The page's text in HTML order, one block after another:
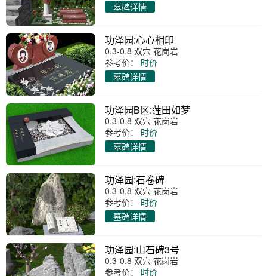
墓碑详情
功泽园:心心相印
0.3-0.8 双穴 花岗岩
参考价：
时价
墓碑详情
功泽园B区:莲田如梦
0.3-0.8 双穴 花岗岩
参考价：
时价
墓碑详情
功泽园:石卷碑
0.3-0.8 双穴 花岗岩
参考价：
时价
墓碑详情
功泽园:山石碑3号
0.3-0.8 双穴 花岗岩
参考价：
时价